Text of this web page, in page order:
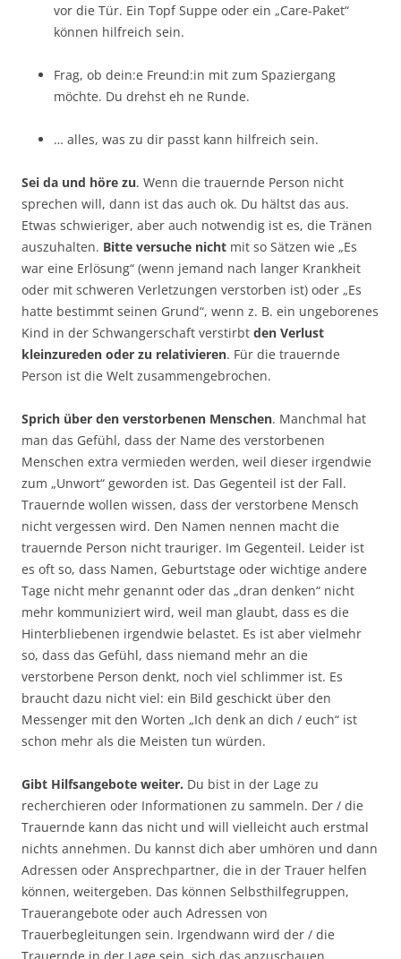
vor die Tür. Ein Topf Suppe oder ein „Care-Paket“
können hilfreich sein.
Frag, ob dein:e Freund:in mit zum Spaziergang
möchte. Du drehst eh ne Runde.
… alles, was zu dir passt kann hilfreich sein.
Sei da und höre zu. Wenn die trauernde Person nicht
sprechen will, dann ist das auch ok. Du hältst das aus.
Etwas schwieriger, aber auch notwendig ist es, die Tränen
auszuhalten. Bitte versuche nicht mit so Sätzen wie „Es
war eine Erlösung“ (wenn jemand nach langer Krankheit
oder mit schweren Verletzungen verstorben ist) oder „Es
hatte bestimmt seinen Grund“, wenn z. B. ein ungeborenes
Kind in der Schwangerschaft verstirbt den Verlust
kleinzureden oder zu relativieren. Für die trauernde
Person ist die Welt zusammengebrochen.
Sprich über den verstorbenen Menschen. Manchmal hat
man das Gefühl, dass der Name des verstorbenen
Menschen extra vermieden werden, weil dieser irgendwie
zum „Unwort“ geworden ist. Das Gegenteil ist der Fall.
Trauernde wollen wissen, dass der verstorbene Mensch
nicht vergessen wird. Den Namen nennen macht die
trauernde Person nicht trauriger. Im Gegenteil. Leider ist
es oft so, dass Namen, Geburtstage oder wichtige andere
Tage nicht mehr genannt oder das „dran denken“ nicht
mehr kommuniziert wird, weil man glaubt, dass es die
Hinterbliebenen irgendwie belastet. Es ist aber vielmehr
so, dass das Gefühl, dass niemand mehr an die
verstorbene Person denkt, noch viel schlimmer ist. Es
braucht dazu nicht viel: ein Bild geschickt über den
Messenger mit den Worten „Ich denk an dich / euch“ ist
schon mehr als die Meisten tun würden.
Gibt Hilfsangebote weiter. Du bist in der Lage zu
recherchieren oder Informationen zu sammeln. Der / die
Trauernde kann das nicht und will vielleicht auch erstmal
nichts annehmen. Du kannst dich aber umhören und dann
Adressen oder Ansprechpartner, die in der Trauer helfen
können, weitergeben. Das können Selbsthilfegruppen,
Trauerangebote oder auch Adressen von
Trauerbegleitungen sein. Irgendwann wird der / die